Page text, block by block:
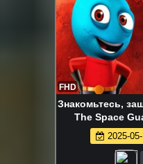
FHD
Знакомьтесь,
The Space
2025-